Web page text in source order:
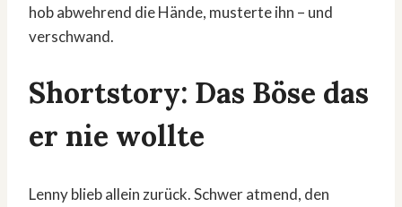
hob abwehrend die Hände, musterte ihn – und
verschwand.
Shortstory: Das Böse das
er nie wollte
Lenny blieb allein zurück. Schwer atmend, den